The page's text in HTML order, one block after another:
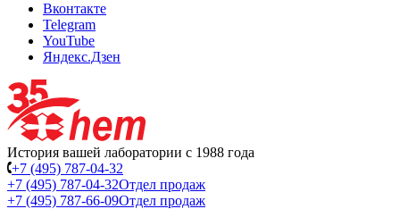
Вконтакте
Telegram
YouTube
Яндекс.Дзен
История вашей лаборатории с 1988 года
+7 (495) 787-04-32
+7 (495) 787-04-32Отдел продаж
+7 (495) 787-66-09Отдел продаж